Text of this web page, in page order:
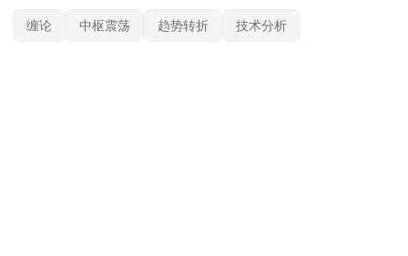
缠论 中枢震荡 趋势转折 技术分析